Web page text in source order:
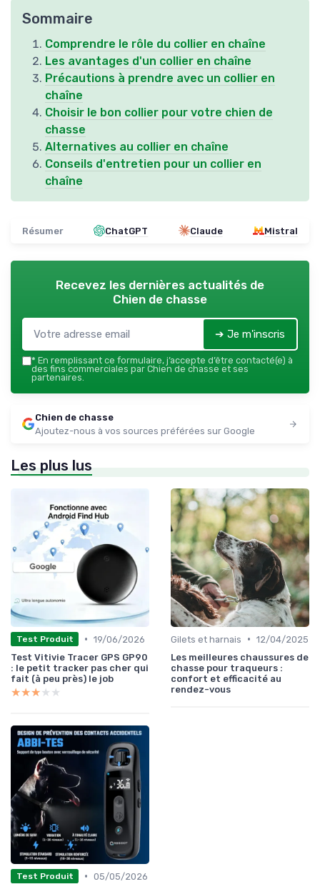
Sommaire
Comprendre le rôle du collier en chaîne
Les avantages d'un collier en chaîne
Précautions à prendre avec un collier en
chaîne
Choisir le bon collier pour votre chien de
chasse
Alternatives au collier en chaîne
Conseils d'entretien pour un collier en
chaîne
Résumer ChatGPT Claude Mistral
Recevez les dernières actualités de
Chien de chasse
➔ Je m'inscris
* En remplissant ce formulaire, j’accepte d’être contacté(e) à
des fins commerciales par Chien de chasse et ses
partenaires.
Chien de chasse
Ajoutez-nous à vos sources préférées sur Google
Les plus lus
Test Produit • 19/06/2026
Test Vitivie Tracer GPS GP90
: le petit tracker pas cher qui
fait (à peu près) le job
★★★★★
★★★★★
Gilets et harnais • 12/04/2025
Les meilleures chaussures de
chasse pour traqueurs :
confort et efficacité au
rendez-vous
Test Produit • 05/05/2026